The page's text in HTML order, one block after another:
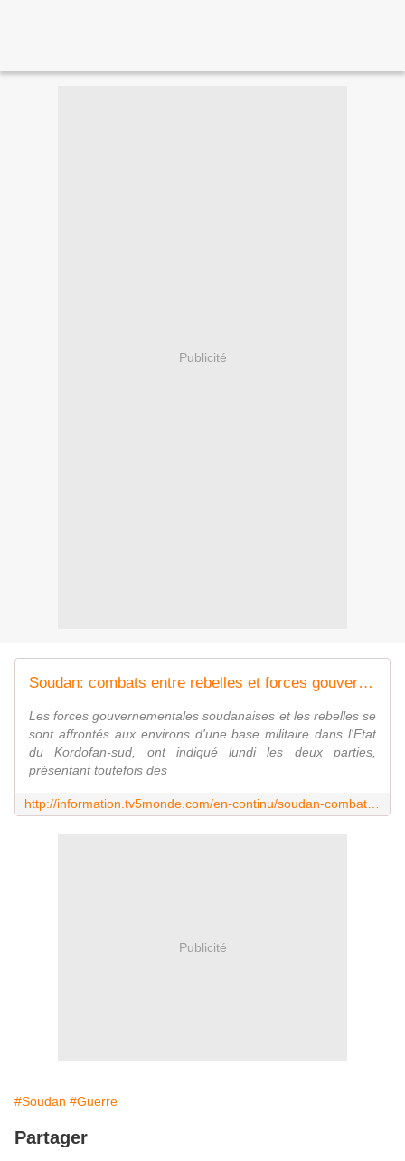
Publicité
Soudan: combats entre rebelles et forces gouvernementales dans le Kordofan-sud
Les forces gouvernementales soudanaises et les rebelles se
sont affrontés aux environs d'une base militaire dans l'Etat
du Kordofan-sud, ont indiqué lundi les deux parties,
présentant toutefois des
Publicité
#Soudan #Guerre
Partager